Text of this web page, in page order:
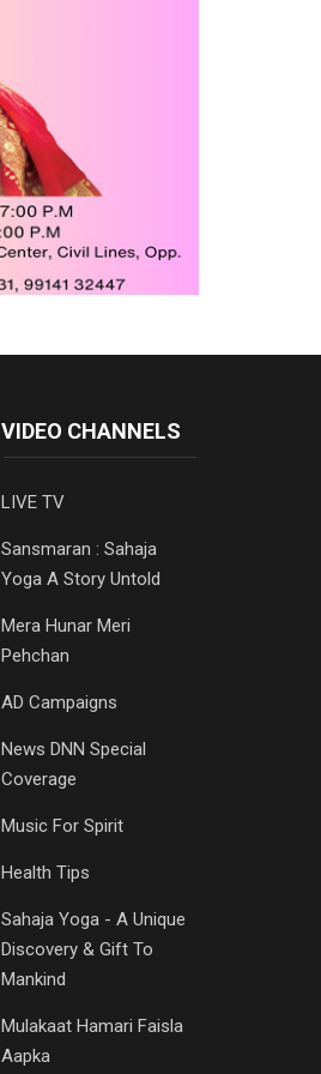
VIDEO CHANNELS
LIVE TV
Sansmaran : Sahaja
Yoga A Story Untold
Mera Hunar Meri
Pehchan
AD Campaigns
News DNN Special
Coverage
Music For Spirit
Health Tips
Sahaja Yoga - A Unique
Discovery & Gift To
Mankind
Mulakaat Hamari Faisla
Aapka